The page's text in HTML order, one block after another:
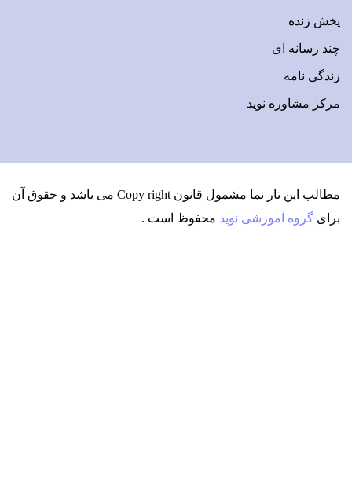
پخش زنده
چند رسانه ای
زندگی نامه
مرکز مشاوره نوید
مطالب این تار نما مشمول قانون Copy right می باشد
و حقوق آن
برای گروه آموزشی نوید محفوظ است .